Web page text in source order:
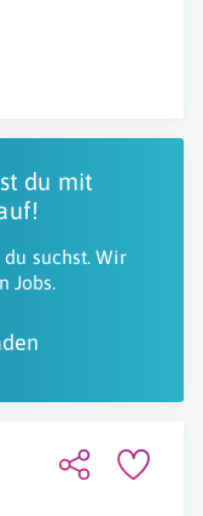
du mit
suchst. Wir
Jobs.